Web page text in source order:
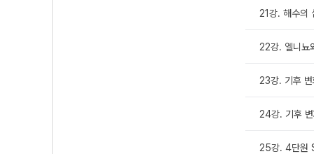
21강. 해수의
22강. 엘니뇨
23강. 기후
24강. 기후
25강. 4단원